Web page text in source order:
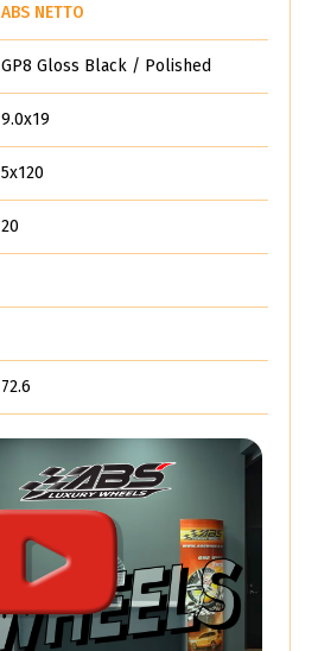
ABS NETTO
GP8 Gloss Black / Polished
9.0x19
5x120
20
72.6